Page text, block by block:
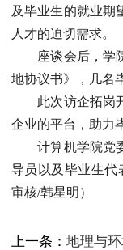
及毕业生的就业期
人才的迫切需求。
座谈会后，学
地协议书》，几名
此次访企拓岗
企业的平台，助力
计算机学院党
导员以及毕业生代
审核/韩星明）
上一条： 地理与